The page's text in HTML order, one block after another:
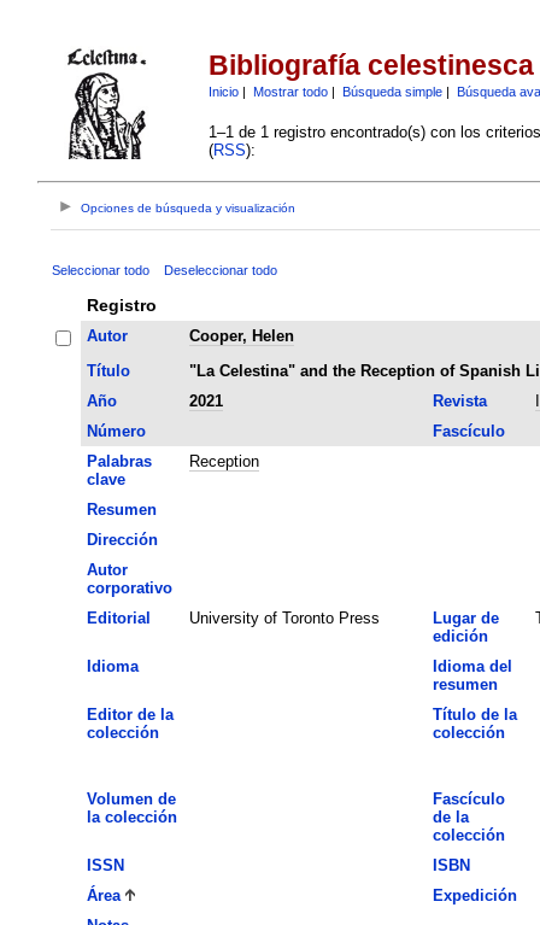
Bibliografía celestinesca
Inicio| Mostrar todo| Búsqueda simple| Búsqueda
1–1 de 1 registro encontrado(s) con los
(RSS):
Opciones de búsqueda y visualización
Seleccionar todo Deseleccionar todo
Registro
Autor
Cooper, Helen
Título
"La Celestina" and the Reception of Spanish
Año
2021 Revista
Número
Fascículo
Palabras
clave
Reception
Resumen
Dirección
Autor
corporativo
Editorial
University of Toronto Press
Lugar de
edición
Idioma
Idioma del
resumen
Editor de la
colección
Título de la
colección
Volumen de
la colección
Fascículo
de la
colección
ISSN
ISBN
Área
Expedición